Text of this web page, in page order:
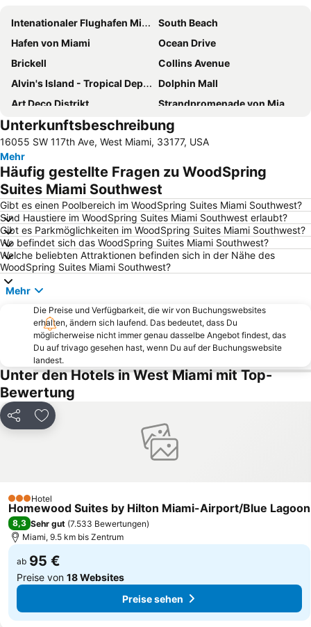
Intenationaler Flughafen Miami
South Beach
Hafen von Miami
Ocean Drive
Brickell
Collins Avenue
Alvin's Island - Tropical Department Stores
Dolphin Mall
Art Deco Distrikt
Strandpromenade von Miami Beach
Miami Beach Convention Center
Hard Rock Stadium
Everglades National Park
Dadeland Mall
Bayside Marketplace
Bayfront Park
Coconut Grove
Miami Beach Marina
Bal Harbour Shops
Kaseya Center
Lincoln Road
Keys Islands
Bayside District
Downtown Miami
Biscayne Island
Aventura Mall
Lummus Park
Buena Vista East Historic District
Hard Rock Cafe Miami
Design District
Miami International Mall
The Paris Apartment
University of Miami
Wynwood-Edgewater
LoanDepot Park
Marlins Ballpark
Airboot Ausflüge
Upper Eastside
Espanola Way
Miami-Dade Public Library
Metrorail
Miami River
Unterkunftsbeschreibung
16055 SW 117th Ave, West Miami, 33177, USA
Mehr
Häufig gestellte Fragen zu WoodSpring
Suites Miami Southwest
Gibt es einen Poolbereich im WoodSpring Suites Miami Southwest?
Sind Haustiere im WoodSpring Suites Miami Southwest erlaubt?
Gibt es Parkmöglichkeiten im WoodSpring Suites Miami Southwest?
Wo befindet sich das WoodSpring Suites Miami Southwest?
Welche beliebten Attraktionen befinden sich in der Nähe des
WoodSpring Suites Miami Southwest?
Mehr
Die Preise und Verfügbarkeit, die wir von Buchungswebsites
erhalten, ändern sich laufend. Das bedeutet, dass Du
möglicherweise nicht immer genau dasselbe Angebot findest, das
Du auf trivago gesehen hast, wenn Du auf der Buchungswebsite
landest.
Unter den Hotels in West Miami mit Top-
Bewertung
Teilen Zu Favoriten hinzufügen
3 Sterne
Hotel
Homewood Suites by Hilton Miami-Airport/Blue Lagoon
8,3 Sehr gut (7.533 Bewertungen)
Miami, 9.5 km bis Zentrum
ab 95 €
Preise von 18 Websites
Preise sehen